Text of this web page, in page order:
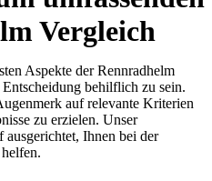
Vergleich
Aspekte der Rennradhelm
behilflich zu sein.
auf relevante Kriterien
zu erzielen. Unser
ausgerichtet, Ihnen bei der